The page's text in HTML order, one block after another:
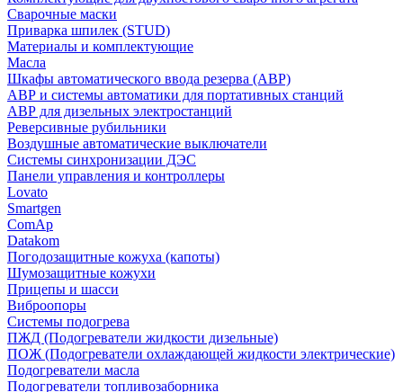
Сварочные маски
Приварка шпилек (STUD)
Материалы и комплектующие
Масла
Шкафы автоматического ввода резерва (АВР)
АВР и системы автоматики для портативных станций
АВР для дизельных электростанций
Реверсивные рубильники
Воздушные автоматические выключатели
Системы синхронизации ДЭС
Панели управления и контроллеры
Lovato
Smartgen
ComAp
Datakom
Погодозащитные кожуха (капоты)
Шумозащитные кожухи
Прицепы и шасси
Виброопоры
Системы подогрева
ПЖД (Подогреватели жидкости дизельные)
ПОЖ (Подогреватели охлаждающей жидкости электрические)
Подогреватели масла
Подогреватели топливозаборника